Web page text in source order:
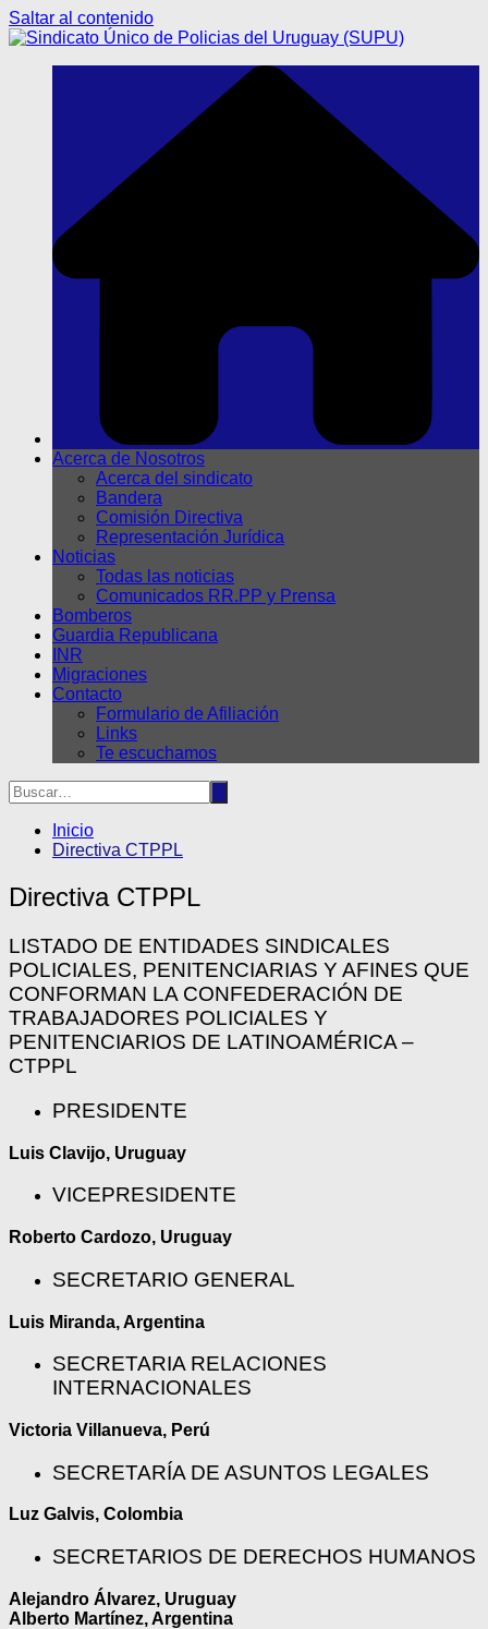
Saltar al contenido
Acerca de Nosotros
Acerca del sindicato
Bandera
Comisión Directiva
Representación Jurídica
Noticias
Todas las noticias
Comunicados RR.PP y Prensa
Bomberos
Guardia Republicana
INR
Migraciones
Contacto
Formulario de Afiliación
Links
Te escuchamos
Inicio
Directiva CTPPL
Directiva CTPPL
LISTADO DE ENTIDADES SINDICALES
POLICIALES, PENITENCIARIAS Y AFINES QUE
CONFORMAN LA CONFEDERACIÓN DE
TRABAJADORES POLICIALES Y
PENITENCIARIOS DE LATINOAMÉRICA –
CTPPL
PRESIDENTE
Luis Clavijo, Uruguay
VICEPRESIDENTE
Roberto Cardozo, Uruguay
SECRETARIO GENERAL
Luis Miranda, Argentina
SECRETARIA RELACIONES
INTERNACIONALES
Victoria Villanueva, Perú
SECRETARÍA DE ASUNTOS LEGALES
Luz Galvis, Colombia
SECRETARIOS DE DERECHOS HUMANOS
Alejandro Álvarez, Uruguay
Alberto Martínez, Argentina